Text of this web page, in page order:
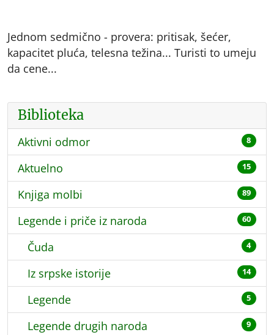
Jednom sedmično - provera: pritisak, šećer,
kapacitet pluća, telesna težina... Turisti to umeju
da cene...
Biblioteka
Aktivni odmor 8
Aktuelno 15
Knjiga molbi 89
Legende i priče iz naroda 60
Čuda 4
Iz srpske istorije 14
Legende 5
Legende drugih naroda 9